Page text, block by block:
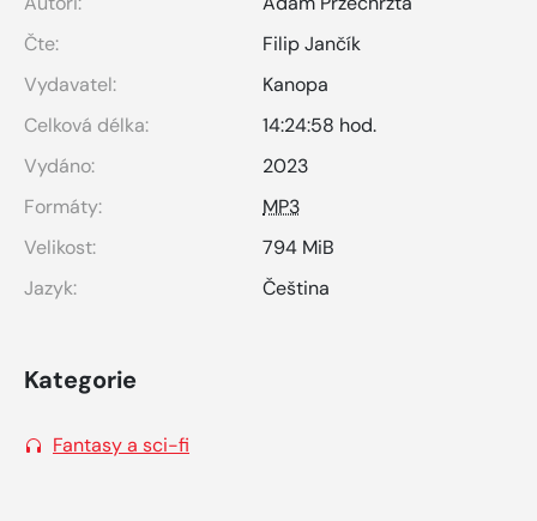
Čte:
Filip Jančík
Vydavatel:
Kanopa
Celková délka:
14:24:58 hod.
Vydáno:
2023
Formáty:
MP3
Velikost:
794 MiB
Jazyk:
Čeština
Kategorie
Fantasy a sci-fi